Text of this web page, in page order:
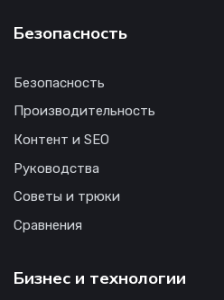
Безопасность
Безопасность
Производительность
Контент и SEO
Руководства
Советы и трюки
Сравнения
Бизнес и технологии